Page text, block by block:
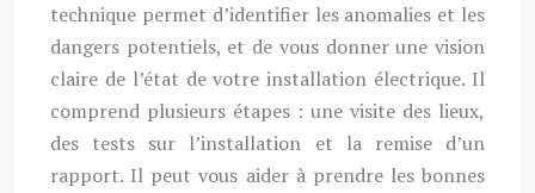
technique permet d’identifier les anomalies et les
dangers potentiels, et de vous donner une vision
claire de l’état de votre installation électrique. Il
comprend plusieurs étapes : une visite des lieux,
des tests sur l’installation et la remise d’un
rapport. Il peut vous aider à prendre les bonnes